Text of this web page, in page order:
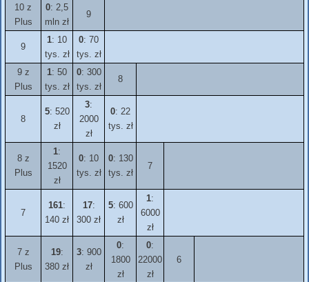
10 z
Plus
0: 2,5
mln zł
9
9
1: 10
tys. zł
0: 70
tys. zł
9 z
Plus
1: 50
tys. zł
0: 300
tys. zł
8
8
5: 520
zł
3:
2000
zł
0: 22
tys. zł
8 z
Plus
1:
1520
zł
0: 10
tys. zł
0: 130
tys. zł
7
7
161:
140 zł
17:
300 zł
5: 600
zł
1:
6000
zł
7 z
Plus
19:
380 zł
3: 900
zł
0:
1800
zł
0:
22000
zł
6